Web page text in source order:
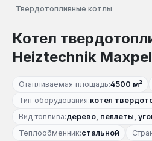
Твердотопливные котлы
Котел
Heiztechnik
Отапливаемая площадь:4500 м²
Тип оборудования:котел
Вид топлива:дерево, пеллеты,
Теплообменник:стальной